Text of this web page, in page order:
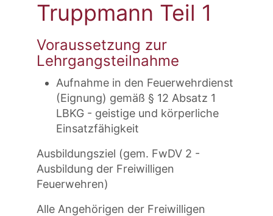
Truppmann Teil 1
Voraussetzung zur
Lehrgangsteilnahme
Aufnahme in den Feuerwehrdienst
(Eignung) gemäß § 12 Absatz 1
LBKG - geistige und körperliche
Einsatzfähigkeit
Ausbildungsziel (gem. FwDV 2 -
Ausbildung der Freiwilligen
Feuerwehren)
Alle Angehörigen der Freiwilligen